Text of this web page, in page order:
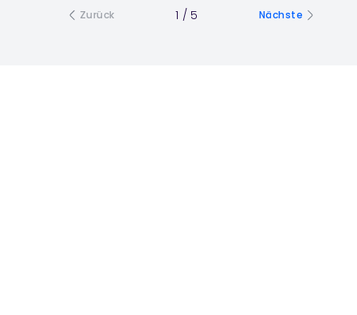
Zurück 1 / 5 Nächste